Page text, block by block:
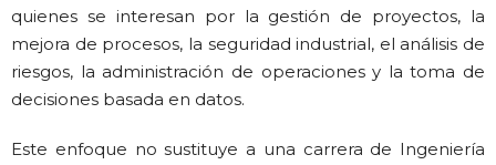
quienes se interesan por la gestión de proyectos, la
mejora de procesos, la seguridad industrial, el análisis de
riesgos, la administración de operaciones y la toma de
decisiones basada en datos.
Este enfoque no sustituye a una carrera de Ingeniería